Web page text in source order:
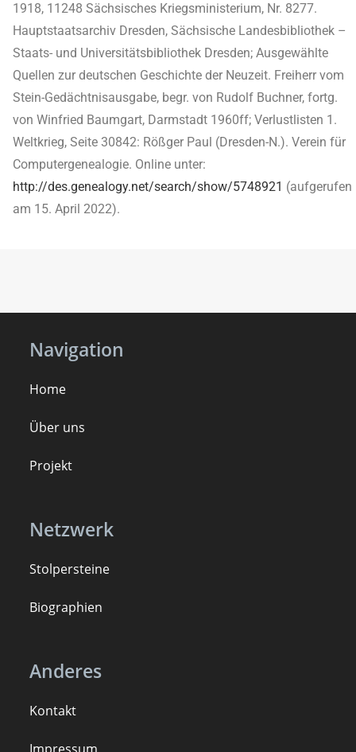
1918, 11248 Sächsisches Kriegsministerium, Nr. 8277.
Hauptstaatsarchiv Dresden, Sächsische Landesbibliothek –
Staats- und Universitätsbibliothek Dresden; Ausgewählte
Quellen zur deutschen Geschichte der Neuzeit. Freiherr vom
Stein-Gedächtnisausgabe, begr. von Rudolf Buchner, fortg.
von Winfried Baumgart, Darmstadt 1960ff; Verlustlisten 1.
Weltkrieg, Seite 30842: Rößger Paul (Dresden-N.). Verein für
Computergenealogie. Online unter:
http://des.genealogy.net/search/show/5748921 (aufgerufen
am 15. April 2022).
Navigation
Home
Über uns
Projekt
Netzwerk
Stolpersteine
Biographien
Anderes
Kontakt